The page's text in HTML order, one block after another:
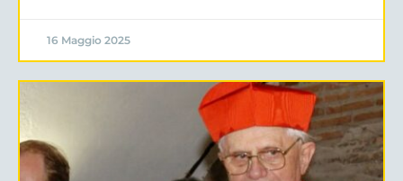
16 Maggio 2025